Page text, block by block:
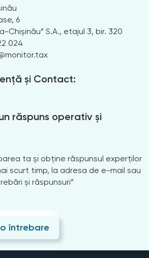
6
Chișinău” S.A., etajul 3, bir. 320
024
și Contact:
răspuns operativ și
ta și obține răspunsul experților
scurt timp, la adresa de e-mail sau
și răspunsuri”
întrebare